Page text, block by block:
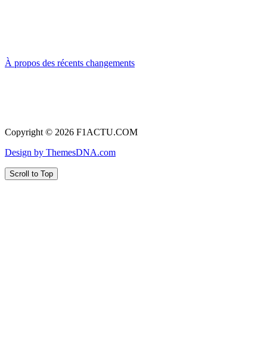
À propos des récents changements
Copyright © 2026 F1ACTU.COM
Design by ThemesDNA.com
Scroll to Top